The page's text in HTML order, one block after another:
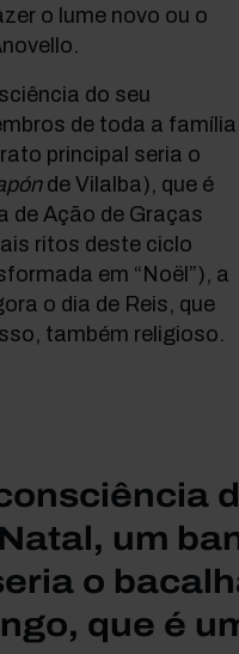
o lume novo ou o
do seu
de toda a família
principal seria o
de Vilalba), que é
de Ação de Graças
ritos deste ciclo
em “Noël”), a
o dia de Reis, que
também religioso.
um
o
que é